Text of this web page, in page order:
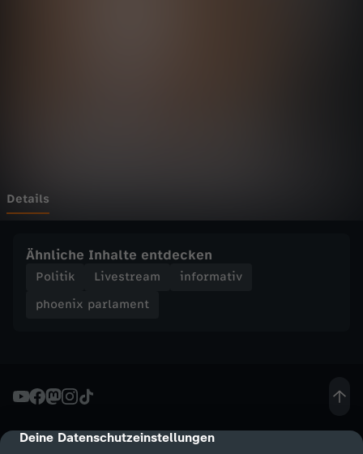
cmp-dialog-description
Deine Datenschutzeinstellungen
m
n
N
I
Details
Ähnliche Inhalte entdecken
Politik Livestream
informativ
phoenix parlament